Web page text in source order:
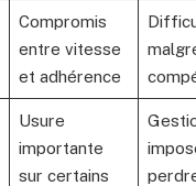
Compromis
entre vitesse
et adhérence
Usure
importante
sur certains